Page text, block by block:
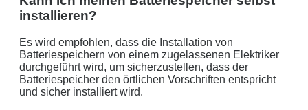
installieren?
Es wird empfohlen, dass die Installation von
Batteriespeichern von einem zugelassenen Elektriker
durchgeführt wird, um sicherzustellen, dass der
Batteriespeicher den örtlichen Vorschriften entspricht
und sicher installiert wird.